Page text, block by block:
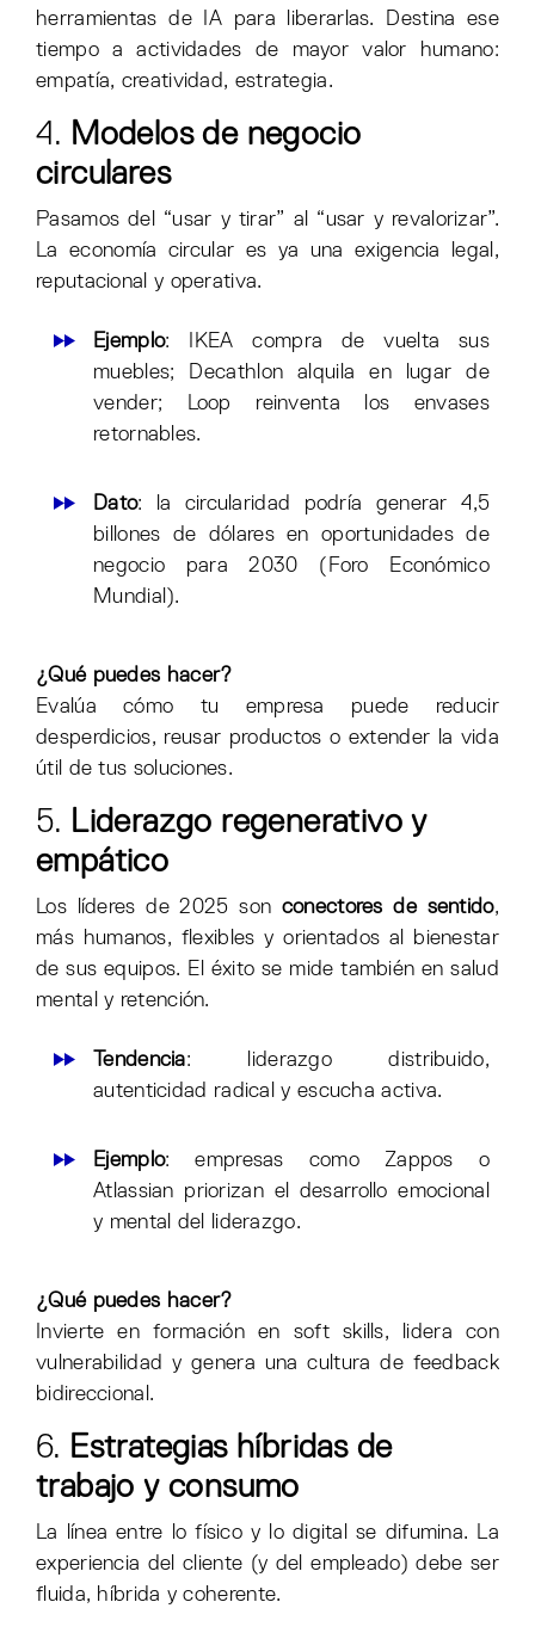
herramientas de IA para liberarlas. Destina ese
tiempo a actividades de mayor valor humano:
empatía, creatividad, estrategia.
4. Modelos de negocio
circulares
Pasamos del “usar y tirar” al “usar y revalorizar”.
La economía circular es ya una exigencia legal,
reputacional y operativa.
Ejemplo: IKEA compra de vuelta sus
muebles; Decathlon alquila en lugar de
vender; Loop reinventa los envases
retornables.
Dato: la circularidad podría generar 4,5
billones de dólares en oportunidades de
negocio para 2030 (Foro Económico
Mundial).
¿Qué puedes hacer?
Evalúa cómo tu empresa puede reducir
desperdicios, reusar productos o extender la vida
útil de tus soluciones.
5. Liderazgo regenerativo y
empático
Los líderes de 2025 son conectores de sentido,
más humanos, flexibles y orientados al bienestar
de sus equipos. El éxito se mide también en salud
mental y retención.
Tendencia: liderazgo distribuido,
autenticidad radical y escucha activa.
Ejemplo: empresas como Zappos o
Atlassian priorizan el desarrollo emocional
y mental del liderazgo.
¿Qué puedes hacer?
Invierte en formación en soft skills, lidera con
vulnerabilidad y genera una cultura de feedback
bidireccional.
6. Estrategias híbridas de
trabajo y consumo
La línea entre lo físico y lo digital se difumina. La
experiencia del cliente (y del empleado) debe ser
fluida, híbrida y coherente.